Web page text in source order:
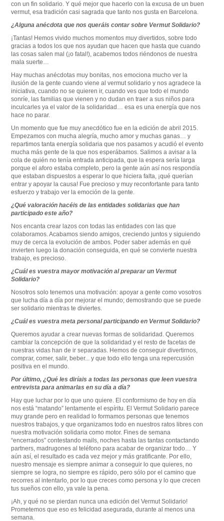
con un fin solidario. Y qué mejor que hacerlo con la excusa de un buen
vermut, esa tradición casi sagrada que tanto nos gusta en Barcelona.
¿Alguna anécdota que nos queráis contar sobre Vermut Solidario?
¡Tantas! Hemos vivido muchos momentos muy divertidos, sobre todo
gracias a todos los que nos ayudan que hacen que hasta que cuando
las cosas salen mal (¡o fatal!), acabemos todos riéndonos de nuestra
mala suerte…
Hay muchas anécdotas muy bonitas, nos emociona mucho ver la
ilusión de la gente cuando viene al vermut solidario y nos agradece la
iniciativa, cuando no se quieren ir, cuando ves que todo el mundo
sonríe, las familias que vienen y no dudan en traer a sus niños para
inculcarles ya el valor de la solidaridad… esa es una energía que nos
hace no parar.
Un momento que fue muy anecdótico fue en la edición de abril 2015.
Empezamos con mucha alegría, mucho amor y muchas ganas… y
repartimos tanta energía solidaria que nos pasamos y acudió el evento
mucha más gente de la que nos esperábamos. Salimos a avisar a la
cola de quién no tenía entrada anticipada, que la espera sería larga
porque el aforo estaba completo, pero la gente aún así nos respondía
que estaban dispuestos a esperar lo que hiciera falta, ¡qué querían
entrar y apoyar la causa! Fue precioso y muy reconfortante para tanto
esfuerzo y trabajo ver la emoción de la gente.
¿Qué valoración hacéis de las entidades solidarias que han
participado este año?
Nos encanta crear lazos con todas las entidades con las que
colaboramos. Acabamos siendo amigos, creciendo juntos y siguiendo
muy de cerca la evolución de ambos. Poder saber además en qué
invierten luego la donación conseguida, en qué se convierte nuestra
trabajo, es precioso.
¿Cuál es vuestra mayor motivación al preparar un Vermut
Solidario?
Nosotros solo tenemos una motivación: apoyar a gente como vosotros
que lucha día a día por mejorar el mundo; demostrando que se puede
ser solidario mientras te diviertes.
¿Cuál es vuestra meta personal participando en Vermut Solidario?
Queremos ayudar a crear nuevas formas de solidaridad. Queremos
cambiar la concepción de que la solidaridad y el resto de facetas de
nuestras vidas han de ir separadas. Hemos de conseguir divertirnos,
comprar, comer, salir, beber... y que todo ello tenga una repercusión
positiva en el mundo.
Por último, ¿Qué les diríais a todas las personas que leen vuestra
entrevista para animarlas en su día a día?
Hay que luchar por lo que uno quiere. El conformismo de hoy en día
nos está “matando” lentamente el espíritu. El Vermut Solidario parece
muy grande pero en realidad lo formamos personas que tenemos
nuestros trabajos, y que organizamos todo en nuestros ratos libres con
nuestra motivación solidaria como motor. Fines de semana
“encerrados” contestando mails, noches hasta las tantas contactando
partners, madrugones al teléfono para acabar de organizar todo… Y
aún así, el resultado es cada vez mejor y más gratificante. Por ello,
nuestro mensaje es siempre animar a conseguir lo que quieres, no
siempre se logra, no siempre es rápido, pero sólo por el camino que
recorres al intentarlo, por lo que creces como persona y lo que crecen
tus sueños con ello, ya vale la pena.
¡Ah, y qué no se pierdan nunca una edición del Vermut Solidario!
Prometemos que eso es felicidad asegurada, durante al menos una
semana.